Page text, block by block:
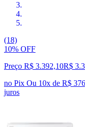
(18)
10% OFF
Preço R$ 3.392,10R$
no Pix Ou 10x de R$
juros